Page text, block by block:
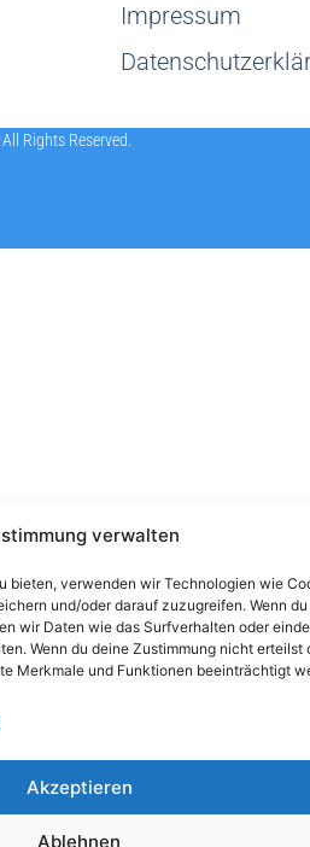
verwalten
bieten, verwenden wir Technologien wie
und/oder darauf zuzugreifen. Wenn
wir Daten wie das Surfverhalten oder
Wenn du deine Zustimmung nicht erteilst
Merkmale und Funktionen beeinträchtigt
Akzeptieren
Ablehnen
Impressum
Rights Reserved.